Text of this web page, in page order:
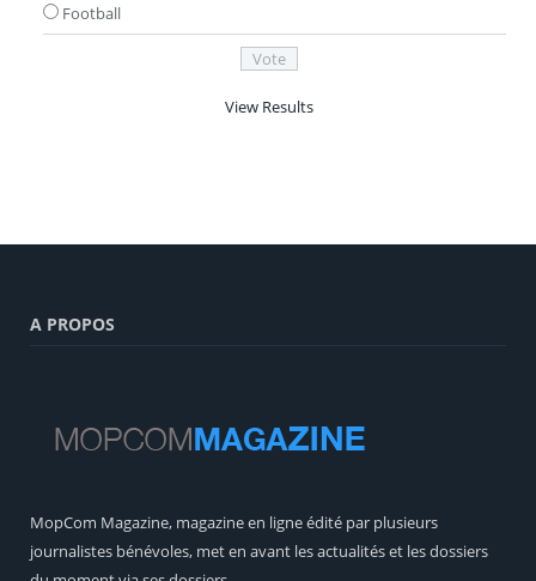
Football
View Results
A PROPOS
MopCom Magazine, magazine en ligne édité par plusieurs
journalistes bénévoles, met en avant les actualités et les dossiers